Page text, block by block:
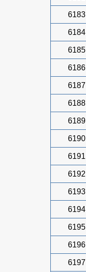
6183
6184
6185
6186
6187
6188
6189
6190
6191
6192
6193
6194
6195
6196
6197